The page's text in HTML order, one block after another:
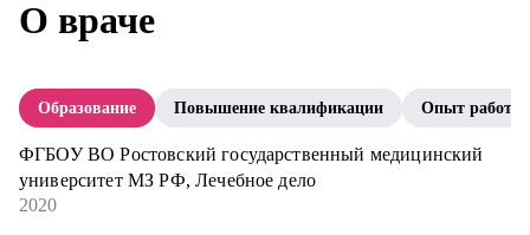
О враче
Образование Повышение квалификации Опыт работы
ФГБОУ ВО Ростовский государственный медицинский
университет МЗ РФ, Лечебное дело
2020